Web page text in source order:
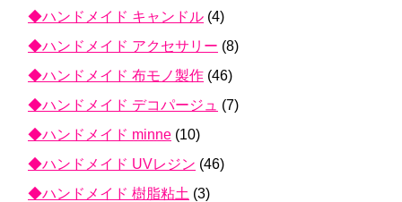
◆ハンドメイド キャンドル (4)
◆ハンドメイド アクセサリー (8)
◆ハンドメイド 布モノ製作 (46)
◆ハンドメイド デコパージュ (7)
◆ハンドメイド minne (10)
◆ハンドメイド UVレジン (46)
◆ハンドメイド 樹脂粘土 (3)